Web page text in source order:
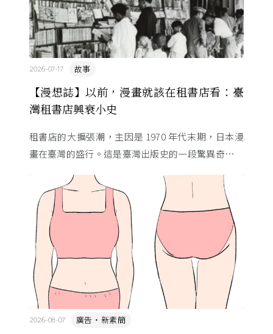
【漫想誌】以前，漫畫就該在租書店看：臺
灣租書店興衰小史
故事
2026-07-17
租書店的大擴張潮，主因是 1970 年代末期，日本漫
畫在臺灣的盛行。這是臺灣出版史的一段驚異奇航。
的協定保護 ...
廣告・新素簡
2026-08-07